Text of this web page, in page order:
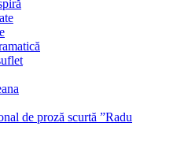
de proză scurtă ”Radu